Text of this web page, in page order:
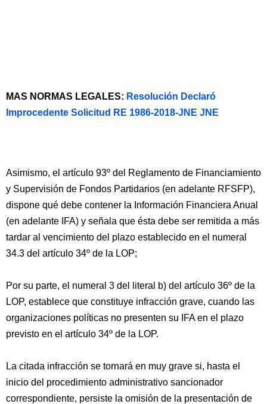
MAS NORMAS LEGALES: Resolución Declaró
Improcedente Solicitud RE 1986-2018-JNE JNE
Asimismo, el artículo 93º del Reglamento de Financiamiento
y Supervisión de Fondos Partidarios (en adelante RFSFP),
dispone qué debe contener la Información Financiera Anual
(en adelante IFA) y señala que ésta debe ser remitida a más
tardar al vencimiento del plazo establecido en el numeral
34.3 del artículo 34º de la LOP;
Por su parte, el numeral 3 del literal b) del artículo 36º de la
LOP, establece que constituye infracción grave, cuando las
organizaciones políticas no presenten su IFA en el plazo
previsto en el artículo 34º de la LOP.
La citada infracción se tornará en muy grave si, hasta el
inicio del procedimiento administrativo sancionador
correspondiente, persiste la omisión de la presentación de